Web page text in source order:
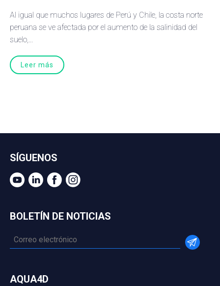
Al igual que muchos lugares de Perú y Chile, la costa norte
peruana se ve afectada por el aumento de la salinidad del
suelo,...
Leer más
SÍGUENOS
BOLETÍN DE NOTICIAS
AQUA4D